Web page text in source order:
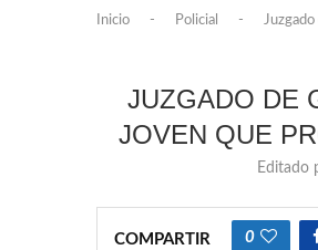
Inicio - Policial -
JUZGADO DE
JOVEN QUE
Editado
COMPARTIR 0